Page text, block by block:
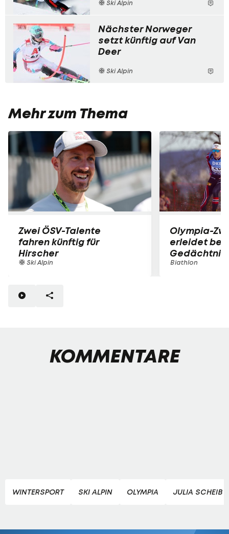
Ski Alpin
Nächster Norweger
setzt künftig auf Van
Deer
Ski Alpin
Mehr zum Thema
Zwei ÖSV-Talente
fahren künftig für
Hirscher
Ski Alpin
Olympia-
erleidet bei
Biathlon
KOMMENTARE
WINTERSPORT SKI ALPIN OLYMPIA JULIA SCHEIB